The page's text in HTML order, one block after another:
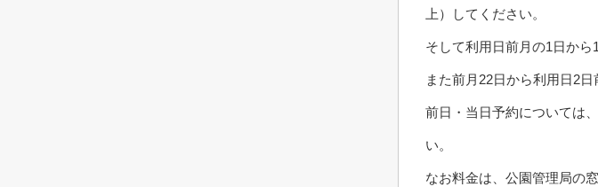
上）してください。
そして利用日前月の1日から
また前月22日から利用日2
前日・当日予約については
い。
なお料金は、公園管理局の